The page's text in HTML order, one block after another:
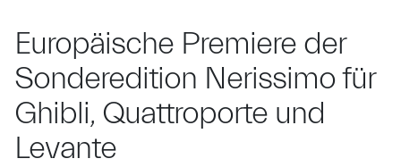
Europäische Premiere der
Sonderedition Nerissimo für
Ghibli, Quattroporte und
Levante